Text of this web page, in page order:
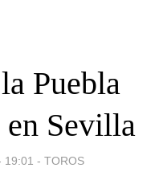
Puebla
Sevilla
19:01 - TOROS